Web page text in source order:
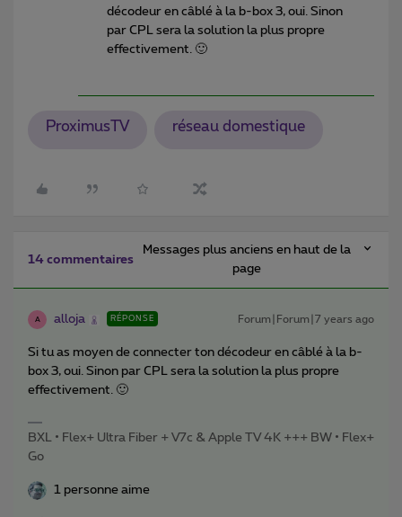
décodeur en câblé à la b-box 3, oui. Sinon
par CPL sera la solution la plus propre
effectivement. 🙂
ProximusTV réseau domestique
14 commentaires
Messages plus anciens en haut de la
page
A alloja RÉPONSE Forum|Forum|7 years ago
Si tu as moyen de connecter ton décodeur en câblé à la b-
box 3, oui. Sinon par CPL sera la solution la plus propre
effectivement. 🙂
BXL • Flex+ Ultra Fiber + V7c & Apple TV 4K +++ BW • Flex+
Go
1 personne aime